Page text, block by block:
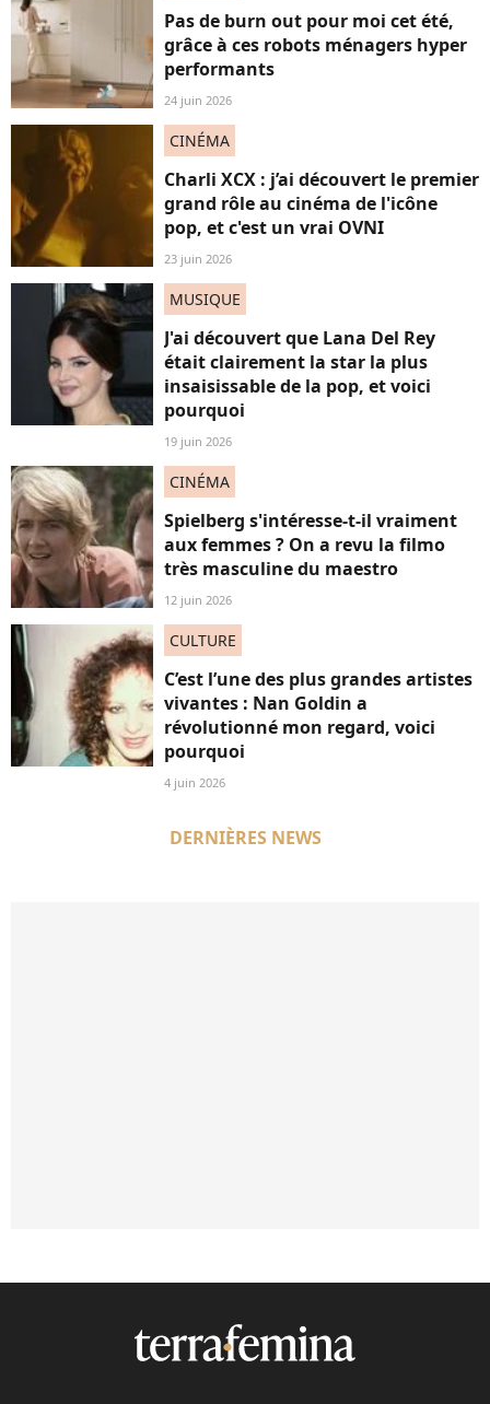
Pas de burn out pour moi cet été,
grâce à ces robots ménagers hyper
performants
24 juin 2026
CINÉMA
Charli XCX : j’ai découvert le premier
grand rôle au cinéma de l'icône
pop, et c'est un vrai OVNI
23 juin 2026
MUSIQUE
J'ai découvert que Lana Del Rey
était clairement la star la plus
insaisissable de la pop, et voici
pourquoi
19 juin 2026
CINÉMA
Spielberg s'intéresse-t-il vraiment
aux femmes ? On a revu la filmo
très masculine du maestro
12 juin 2026
CULTURE
C’est l’une des plus grandes artistes
vivantes : Nan Goldin a
révolutionné mon regard, voici
pourquoi
4 juin 2026
DERNIÈRES NEWS